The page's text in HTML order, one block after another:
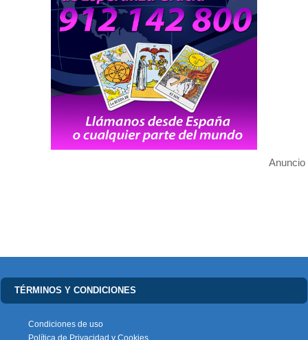
Anuncio
TÉRMINOS Y CONDICIONES
Condiciones de uso
Política de Privacidad y Cookies